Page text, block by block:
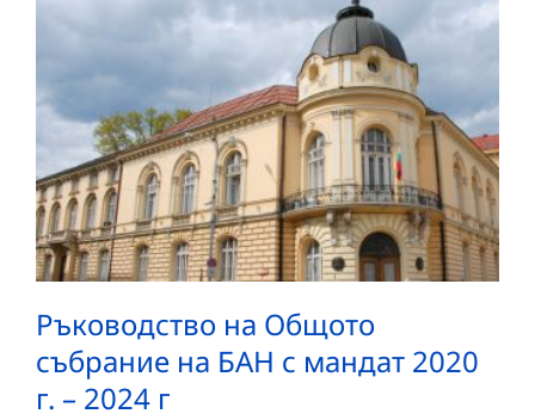
Ръководство на Общото
събрание на БАН с мандат 2020
г. – 2024 г